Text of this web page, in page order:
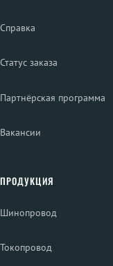
Справка
Статус заказа
Партнёрская программа
Вакансии
ПРОДУКЦИЯ
Шинопровод
Токопровод